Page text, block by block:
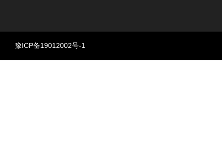
豫ICP备19012002号-1